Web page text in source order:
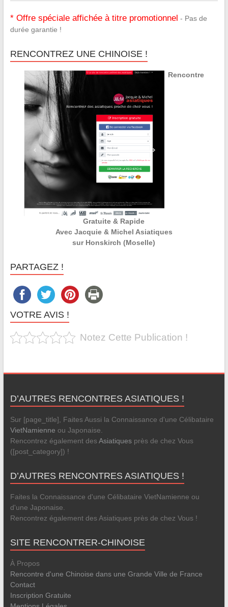
* Offre spéciale affichée à titre promotionnel - Pas de
durée garantie !
RENCONTREZ UNE CHINOISE !
Rencontre
Gratuite & Rapide
Avec Jacquie & Michel Asiatiques
sur Honskirch (Moselle)
PARTAGEZ !
VOTRE AVIS !
Notez Cette Publication !
D’AUTRES RENCONTRES ASIATIQUES !
Sur [page_title], Faites Aussi la Connaissance d'une Célibataire
VietNamienne ou Japonaise.
Rencontrez également desAsiatiquesprès de chez Vous
([post_category]) !
D’AUTRES RENCONTRES ASIATIQUES !
Faites la Connaissance d'une Célibataire VietNamienne ou
d'une Japonaise.
Rencontrez également des Asiatiques près de chez Vous !
SITE RENCONTRER-CHINOISE
À Propos
Rencontre d'une Chinoise dans une Grande Ville de France
Contact
Inscription Gratuite